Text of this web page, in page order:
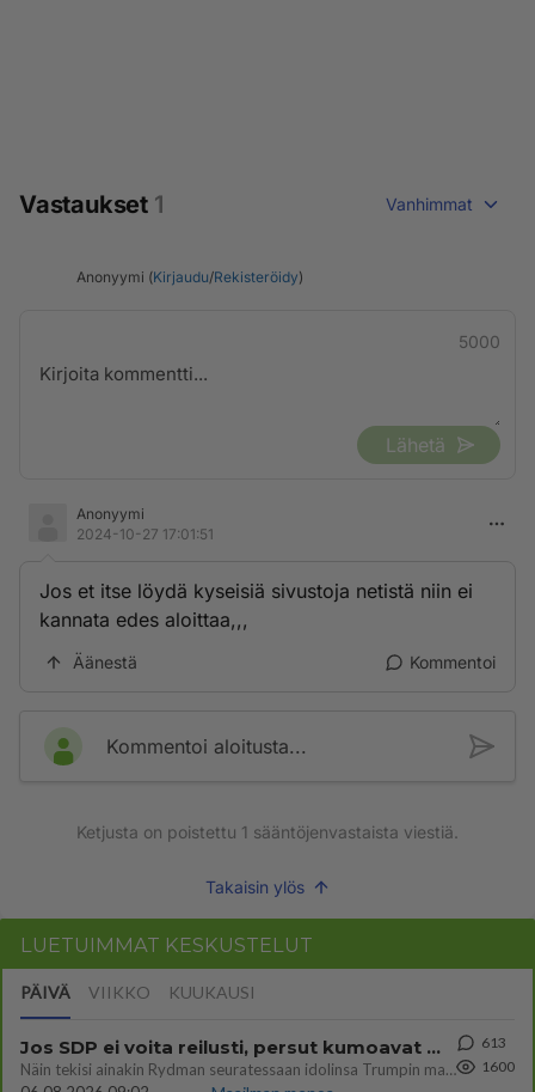
Vastaukset 1 Vanhimmat
Anonyymi (Kirjaudu/Rekisteröidy)
5000
Lähetä
Anonyymi
2024-10-27 17:01:51
Jos et itse löydä kyseisiä sivustoja netistä niin ei
kannata edes aloittaa,,,
Äänestä Kommentoi
Kommentoi aloitusta...
Ketjusta on poistettu 1 sääntöjenvastaista viestiä.
Takaisin ylös
LUETUIMMAT KESKUSTELUT
PÄIVÄ VIIKKO KUUKAUSI
Jos SDP ei voita reilusti, persut kumoavat demokratian Suomesta
Näin tekisi ainakin Rydman seuratessaan idolinsa Trumpin mallia https://www.is.fi/politiikka/art-2000012187244.html
613
1600